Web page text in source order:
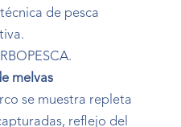
de pesca
melvas
se muestra repleta
reflejo del